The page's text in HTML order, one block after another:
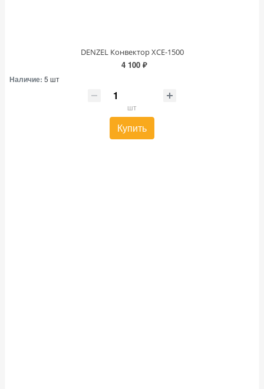
DENZEL Конвектор XCE-1500
4 100 ₽
Наличие: 5 шт
шт
Купить